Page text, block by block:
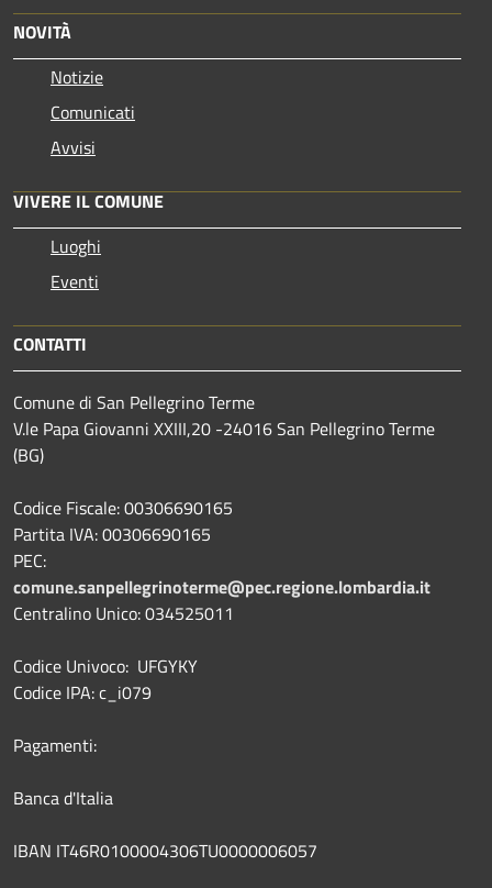
NOVITÀ
Notizie
Comunicati
Avvisi
VIVERE IL COMUNE
Luoghi
Eventi
CONTATTI
Comune di San Pellegrino Terme
V.le Papa Giovanni XXIII,20 -24016 San Pellegrino Terme
(BG)
Codice Fiscale: 00306690165
Partita IVA: 00306690165
PEC:
comune.sanpellegrinoterme@pec.regione.lombardia.it
Centralino Unico: 034525011
Codice Univoco: UFGYKY
Codice IPA: c_i079
Pagamenti:
Banca d'Italia
IBAN IT46R0100004306TU0000006057